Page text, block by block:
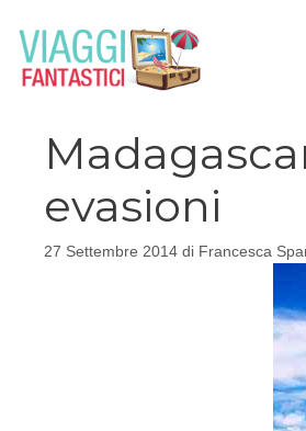
contenuto
evasioni
27 Settembre 2014 di Francesca